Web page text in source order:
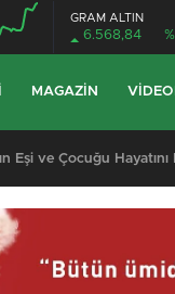
GRAM ALTIN
6.568,84
MAGAZIN
Eşi ve Çocuğu